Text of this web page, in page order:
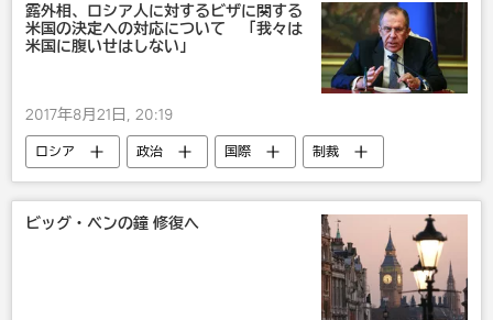
露外相、ロシア人に対するビザに関する
米国の決定への対応について 「我々は
米国に腹いせはしない」
2017年8月21日, 20:19
ロシア 政治 国際
制裁
露米関係
米国
ビッグ・ベンの鐘 修復へ